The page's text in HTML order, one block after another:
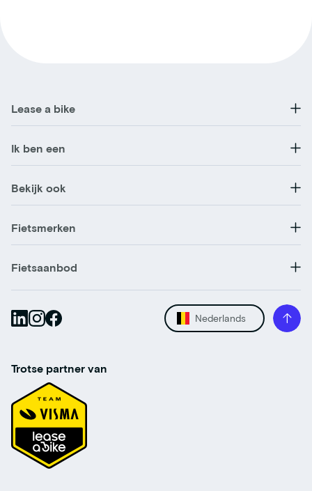
Lease a bike
Ik ben een
Bekijk ook
Fietsmerken
Fietsaanbod
Nederlands
Trotse partner van